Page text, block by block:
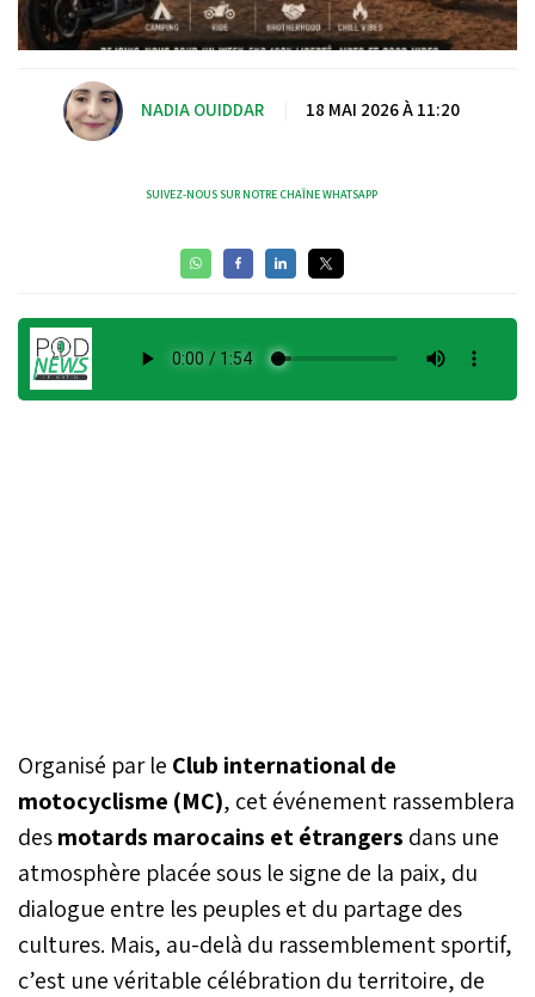
NADIA OUIDDAR 18 MAI 2026 À 11:20
SUIVEZ-NOUS SUR NOTRE CHAÎNE WHATSAPP
Organisé par le Club international de
motocyclisme (MC), cet événement rassemblera
desmotards marocains et étrangers dans une
atmosphère placée sous le signe de la paix, du
dialogue entre les peuples et du partage des
cultures. Mais, au-delà du rassemblement sportif,
c’est une véritable célébration du territoire, de